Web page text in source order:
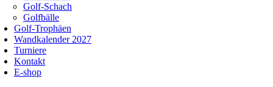
Golf-Schach
Golfbälle
Golf-Trophäen
Wandkalender 2027
Turniere
Kontakt
E-shop